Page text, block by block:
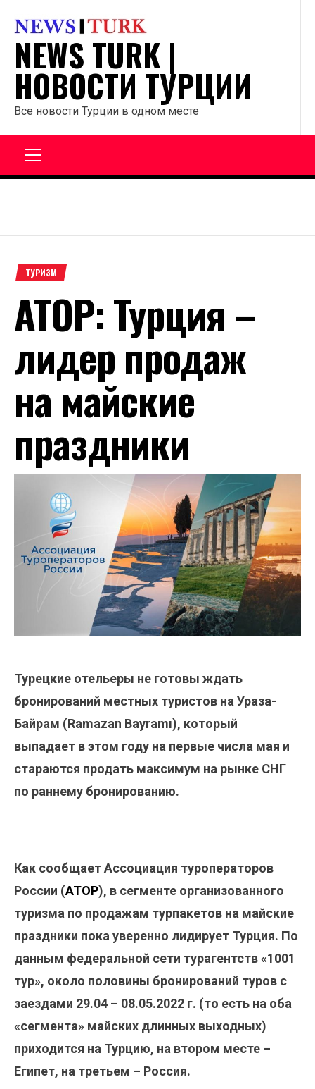
содержанию
NEWS TURK |
НОВОСТИ ТУРЦИИ
Все новости Турции в одном месте
ТУРИЗМ
АТОР: Турция –
лидер продаж
на майские
праздники
Турецкие отельеры не готовы ждать
бронирований местных туристов на Ураза-
Байрам (Ramazan Bayramı), который
выпадает в этом году на первые числа мая и
стараются продать максимум на рынке СНГ
по раннему бронированию.
Как сообщает Ассоциация туроператоров
России (АТОР), в сегменте организованного
туризма по продажам турпакетов на майские
праздники пока уверенно лидирует Турция. По
данным федеральной сети турагентств «1001
тур», около половины бронирований туров с
заездами 29.04 – 08.05.2022 г. (то есть на оба
«сегмента» майских длинных выходных)
приходится на Турцию, на втором месте –
Египет, на третьем – Россия.